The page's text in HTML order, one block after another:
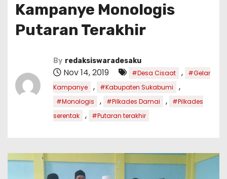
Kampanye Monologis
Putaran Terakhir
By redaksiswaradesaku
Nov 14, 2019 #Desa Cisaat ,
#Gelar
Kampanye
, #Kabupaten Sukabumi ,
#Monologis , #Pilkades Damai ,
#Pilkades
serentak
, #Putaran terakhir